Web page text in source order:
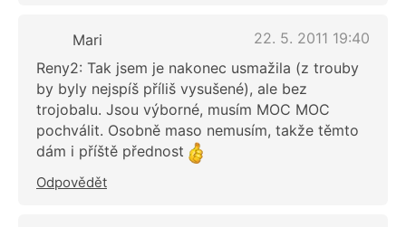
Mari
22. 5. 2011 19:40
Reny2: Tak jsem je nakonec usmažila (z trouby
by byly nejspíš příliš vysušené), ale bez
trojobalu. Jsou výborné, musím MOC MOC
pochválit. Osobně maso nemusím, takže těmto
dám i příště přednost
Odpovědět